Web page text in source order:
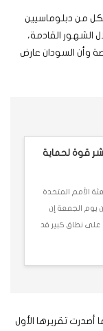
من دبلوماسيين
الشهور القادمة،
وأن السودان عارض
قوة لحماية
2024 قالت بعثة الأمم المتحدة
يوم الجمعة إن
على نطاق كبير قد
تقريرها الأول